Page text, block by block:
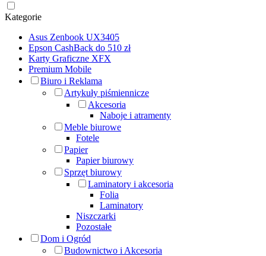
Kategorie
Asus Zenbook UX3405
Epson CashBack do 510 zł
Karty Graficzne XFX
Premium Mobile
Biuro i Reklama
Artykuły piśmiennicze
Akcesoria
Naboje i atramenty
Meble biurowe
Fotele
Papier
Papier biurowy
Sprzęt biurowy
Laminatory i akcesoria
Folia
Laminatory
Niszczarki
Pozostałe
Dom i Ogród
Budownictwo i Akcesoria